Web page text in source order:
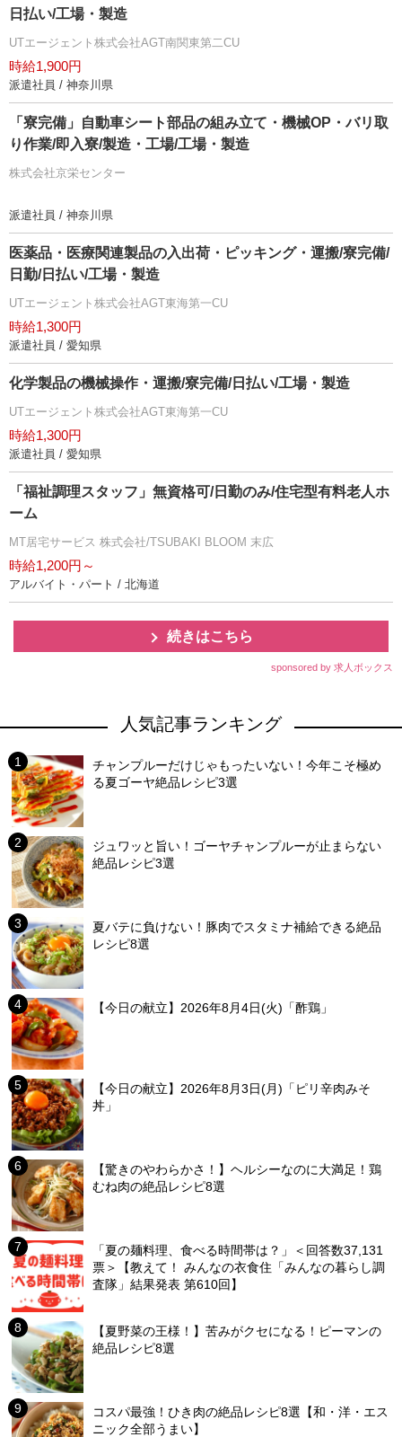
日払い/工場・製造
UTエージェント株式会社AGT南関東第二CU
時給1,900円
派遣社員 / 神奈川県
「寮完備」自動車シート部品の組み立て・機械OP・バリ取
り作業/即入寮/製造・工場/工場・製造
株式会社京栄センター
派遣社員 / 神奈川県
医薬品・医療関連製品の入出荷・ピッキング・運搬/寮完備/
日勤/日払い/工場・製造
UTエージェント株式会社AGT東海第一CU
時給1,300円
派遣社員 / 愛知県
化学製品の機械操作・運搬/寮完備/日払い/工場・製造
UTエージェント株式会社AGT東海第一CU
時給1,300円
派遣社員 / 愛知県
「福祉調理スタッフ」無資格可/日勤のみ/住宅型有料老人ホ
ーム
MT居宅サービス 株式会社/TSUBAKI BLOOM 末広
時給1,200円～
アルバイト・パート / 北海道
続きはこちら
sponsored by 求人ボックス
人気記事ランキング
チャンプルーだけじゃもったいない！今年こそ極め
る夏ゴーヤ絶品レシピ3選
ジュワッと旨い！ゴーヤチャンプルーが止まらない
絶品レシピ3選
夏バテに負けない！豚肉でスタミナ補給できる絶品
レシピ8選
【今日の献立】2026年8月4日(火)「酢鶏」
【今日の献立】2026年8月3日(月)「ピリ辛肉みそ
丼」
【驚きのやわらかさ！】ヘルシーなのに大満足！鶏
むね肉の絶品レシピ8選
「夏の麺料理、食べる時間帯は？」＜回答数37,131
票＞【教えて！ みんなの衣食住「みんなの暮らし調
査隊」結果発表 第610回】
【夏野菜の王様！】苦みがクセになる！ピーマンの
絶品レシピ8選
コスパ最強！ひき肉の絶品レシピ8選【和・洋・エス
ニック全部うまい】